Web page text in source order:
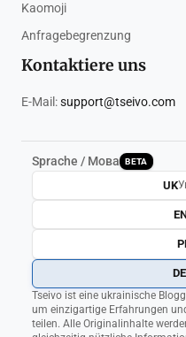
Kaomoji
Anfragebegrenzung
Kontaktiere uns
E-Mail:support@tseivo.com
Sprache / Мова BETA
Tseivo ist eine ukrainische
um einzigartige Erfahrungen
teilen. Alle Originalinhalte
UK
DE